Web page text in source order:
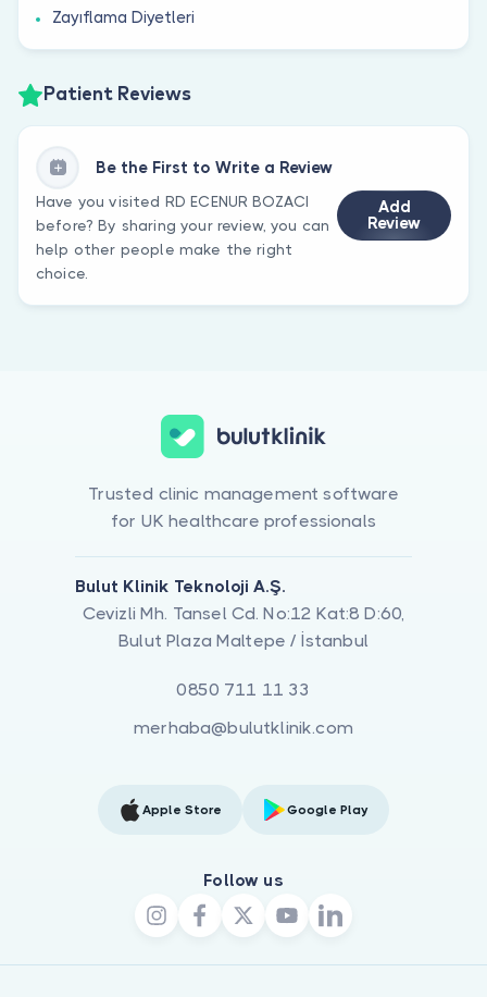
Zayıflama Diyetleri
Patient Reviews
Be the First to Write a Review
Have you visited RD ECENUR BOZACI
before? By sharing your review, you can
help other people make the right
choice.
Add
Review
Trusted clinic management software
for UK healthcare professionals
Bulut Klinik Teknoloji A.Ş.
Cevizli Mh. Tansel Cd. No:12 Kat:8 D:60,
Bulut Plaza Maltepe / İstanbul
0850 711 11 33
merhaba@bulutklinik.com
Apple Store Google Play
Follow us